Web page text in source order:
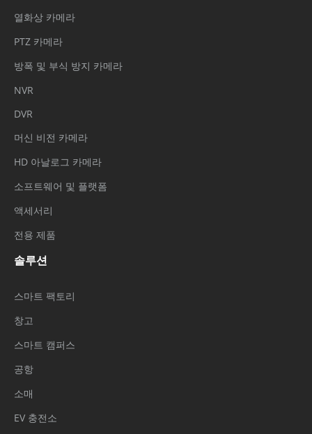
열화상 카메라
PTZ 카메라
방폭 및 부식 방지 카메라
NVR
DVR
머신 비전 카메라
HD 아날로그 카메라
소프트웨어 및 플랫폼
액세서리
전용 제품
솔루션
스마트 팩토리
창고
스마트 캠퍼스
공항
소매
EV 충전소